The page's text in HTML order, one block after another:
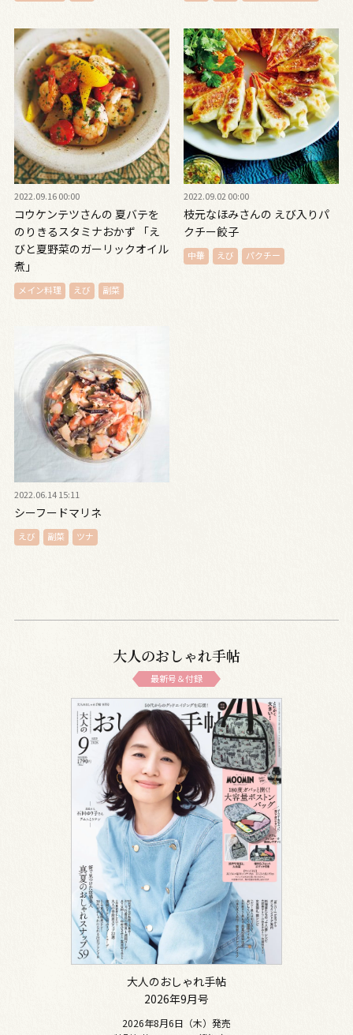
2022.09.16 00:00
コウケンテツさんの 夏バテを
のりきるスタミナおかず 「え
びと夏野菜のガーリックオイル
煮」
メイン料理 えび 副菜
2022.09.02 00:00
枝元なほみさんの えび入りパ
クチー餃子
中華 えび パクチー
2022.06.14 15:11
シーフードマリネ
えび 副菜 ツナ
大人のおしゃれ手帖
最新号＆付録
大人のおしゃれ手帖
2026年9月号
2026年8月6日（木）発売